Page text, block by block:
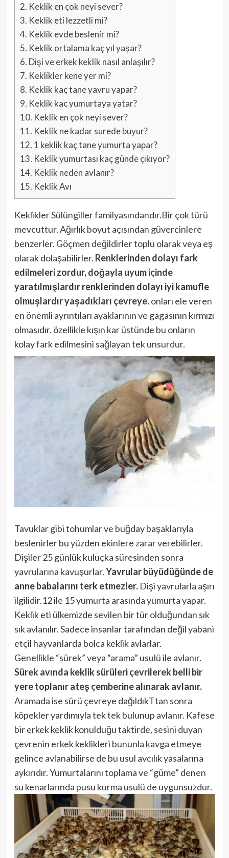
2. Keklik en çok neyi sever?
3. Keklik eti lezzetli mi?
4. Keklik evde beslenir mi?
5. Keklik ortalama kaç yıl yaşar?
6. Dişi ve erkek keklik nasıl anlaşılır?
7. Keklikler kene yer mi?
8. Keklik kaç tane yavru yapar?
9. Keklik kac yumurtaya yatar?
10. Keklik en çok neyi sever?
11. Keklik ne kadar surede buyur?
12. 1 keklik kaç tane yumurta yapar?
13. Keklik yumurtası kaç günde çıkıyor?
14. Keklik neden avlanır?
15. Keklik Avı
Keklikler Sülüngiller familyasındandır.Bir çok türü
mevcuttur. Ağırlık boyut açısından güvercinlere
benzerler. Göçmen değildirler toplu olarak veya eş
olarak dolaşabilirler. Renklerinden dolayı fark
edilmeleri zordur, doğayla uyum içinde
yaratılmışlardır renklerinden dolayı iyi kamufle
olmuşlardır yaşadıkları çevreye.onları ele veren
en önemli ayrıntıları ayaklarının ve gagasının kırmızı
olmasıdır. özellikle kışın kar üstünde bu onların
kolay fark edilmesini sağlayan tek unsurdur.
Tavuklar gibi tohumlar ve buğday başaklarıyla
beslenirler bu yüzden ekinlere zarar verebilirler.
Dişiler 25 günlük kuluçka süresinden sonra
yavrularına kavuşurlar.Yavrular büyüdüğünde de
anne babalarını terk etmezler.Dişi yavrularla aşırı
ilgilidir.12 ile 15 yumurta arasında yumurta yapar.
Keklik eti ülkemizde sevilen bir tür olduğundan sık
sık avlanılır. Sadece insanlar tarafından değil yabani
etçil hayvanlarda bolca keklik avlarlar.
Genellikle “sürek” veya “arama” usulü ile avlanır.
Sürek avında keklik sürüleri çevrilerek belli bir
yere toplanır ateş çemberine alınarak avlanır.
Aramada ise sürü çevreye dağıldıkTtan sonra
köpekler yardımıyla tek tek bulunup avlanır. Kafese
bir erkek keklik konulduğu taktirde, sesini duyan
çevrenin erkek keklikleri bununla kavga etmeye
gelince avlanabilirse de bu usul avcılık yasalarına
aykırıdır. Yumurtalarını toplama ve “güme” denen
su kenarlarında pusu kurma usulü de uygunsuzdur.